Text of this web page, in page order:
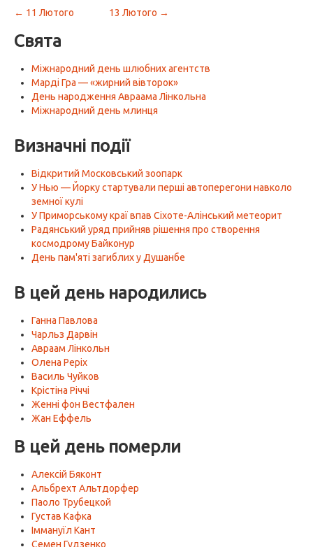
← 11 Лютого 13 Лютого →
Свята
Міжнародний день шлюбних агентств
Марді Гра — «жирний вівторок»
День народження Авраама Лінкольна
Міжнародний день млинця
Визначні події
Відкритий Московський зоопарк
У Нью — Йорку стартували перші автоперегони навколо
земної кулі
У Приморському краї впав Сіхоте-Алінський метеорит
Радянський уряд прийняв рішення про створення
космодрому Байконур
День пам'яті загиблих у Душанбе
В цей день народились
Ганна Павлова
Чарльз Дарвін
Авраам Лінкольн
Олена Реріх
Василь Чуйков
Крістіна Річчі
Женні фон Вестфален
Жан Еффель
В цей день померли
Алексій Бяконт
Альбрехт Альтдорфер
Паоло Трубецкой
Густав Кафка
Іммануїл Кант
Семен Гудзенко